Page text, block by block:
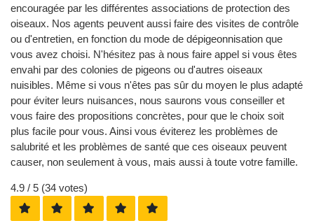
encouragée par les différentes associations de protection des
oiseaux. Nos agents peuvent aussi faire des visites de contrôle
ou d'entretien, en fonction du mode de dépigeonnisation que
vous avez choisi. N'hésitez pas à nous faire appel si vous êtes
envahi par des colonies de pigeons ou d'autres oiseaux
nuisibles. Même si vous n'êtes pas sûr du moyen le plus adapté
pour éviter leurs nuisances, nous saurons vous conseiller et
vous faire des propositions concrètes, pour que le choix soit
plus facile pour vous. Ainsi vous éviterez les problèmes de
salubrité et les problèmes de santé que ces oiseaux peuvent
causer, non seulement à vous, mais aussi à toute votre famille.
4.9 / 5 (34 votes)